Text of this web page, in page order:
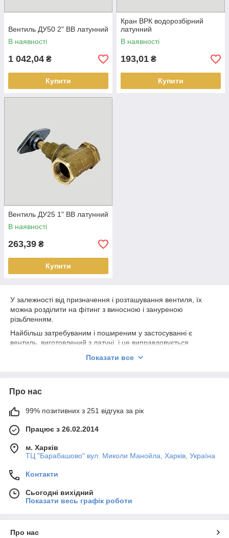
Вентиль ДУ50 2" ВВ латунний
В наявності
1 042,04 ₴
Купити
Кран ВРК водорозбірний
латунний
В наявності
193,01 ₴
Купити
Вентиль ДУ25 1" ВВ латунний
В наявності
263,39 ₴
Купити
У залежності від призначення і розташування вентиля, їх
можна розділити на фітинг з виносною і зануреною
різьбленням.
Найбільш затребуваним і поширеним у застосуванні є
вентиль, виготовлений з латуні, і це виправдовується
умовах перекриття потоку робочого середовища.
універсальна якісна працездатність, незалежна від
простота і доступність обслуговування та проведення
мінімальний рівень робочого ходу, перекрити воду
можна простим рухом;
невеликі розміри фітинга;
трубопроводу;
надійність перекриття водного потоку.
Показати все
Про нас
99% позитивних з 251 відгука за рік
Працює з 26.02.2014
м. Харків
ТЦ "Барабашово" вул. Миколи Манойла, Харків, Україна
Контакти
Сьогодні вихідний
Показати весь графік роботи
Про нас